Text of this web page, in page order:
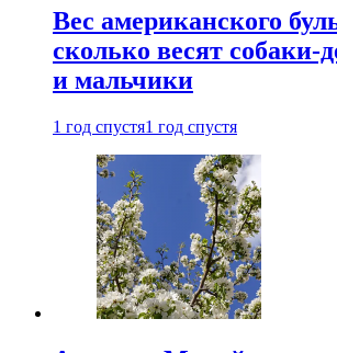
Вес американского
сколько весят собаки-
и мальчики
1 год спустя1 год спустя